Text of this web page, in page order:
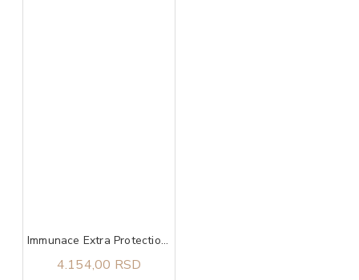
Immunace Extra Protection Vitabiotics 30 tableta
4.154,00 RSD